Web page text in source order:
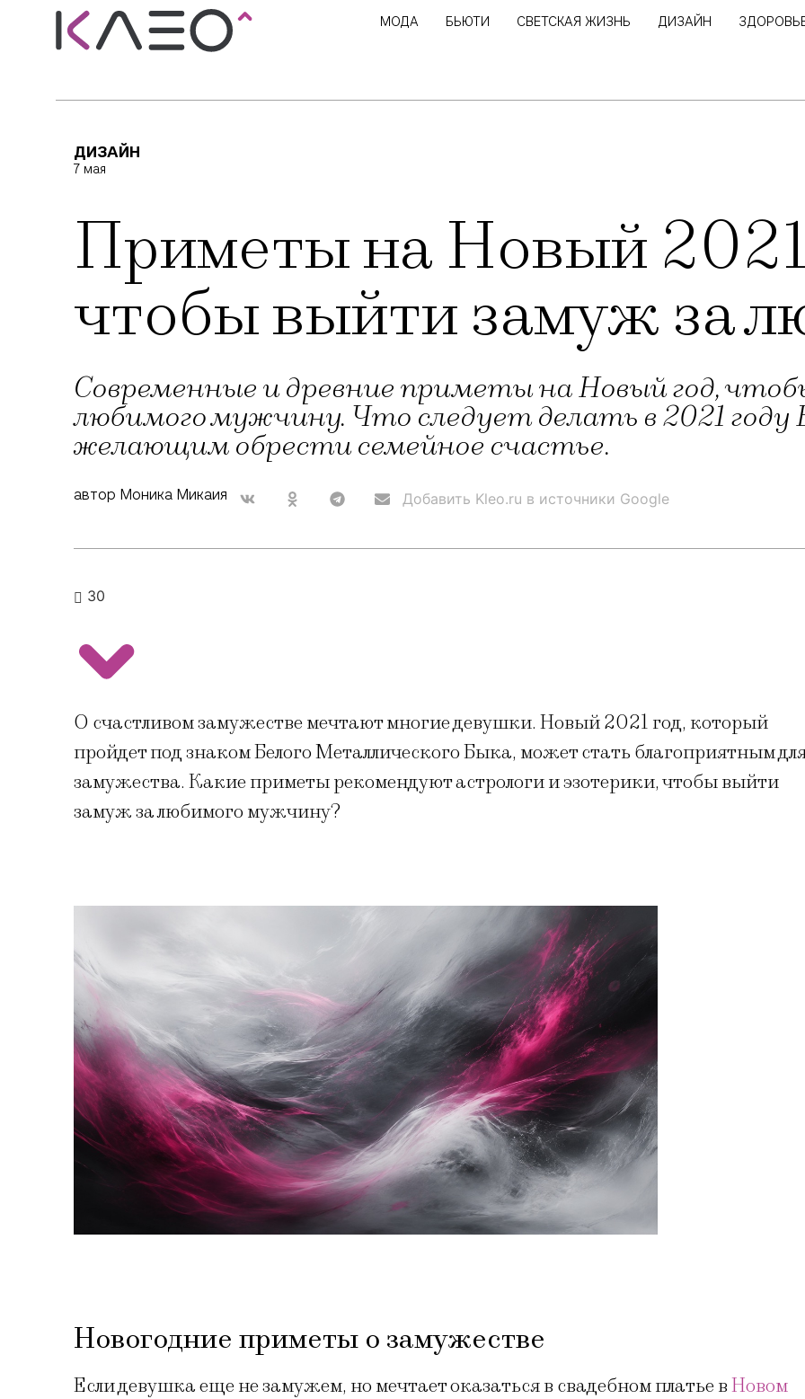
МОДА БЬЮТИ СВЕТСКАЯ ЖИЗНЬ ДИЗАЙН
ДИЗАЙН
7 мая
Приметы на Новый
чтобы выйти замуж за
Современные и древние приметы на Новый год,
любимого мужчину. Что следует делать в 2021
желающим обрести семейное счастье.
автор Моника Микаия Добавить Kleo.ru в источники Google
30
О счастливом замужестве мечтают многие девушки. Новый 2021 год, который
пройдет под знаком Белого Металлического Быка, может стать благоприятным
замужества. Какие приметы рекомендуют астрологи и эзотерики, чтобы выйти
замуж за любимого мужчину?
Новогодние приметы о замужестве
Если девушка еще не замужем, но мечтает оказаться в свадебном платье вНовом